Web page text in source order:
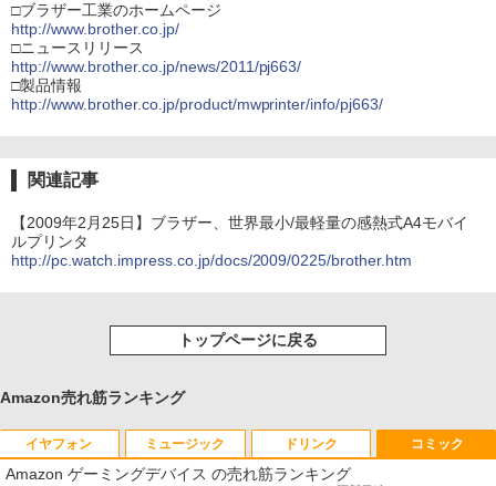
□ブラザー工業のホームページ
http://www.brother.co.jp/
□ニュースリリース
http://www.brother.co.jp/news/2011/pj663/
□製品情報
http://www.brother.co.jp/product/mwprinter/info/pj663/
関連記事
【2009年2月25日】ブラザー、世界最小/最軽量の感熱式A4モバイ
ルプリンタ
http://pc.watch.impress.co.jp/docs/2009/0225/brother.htm
トップページに戻る
Amazon売れ筋ランキング
イヤフォン ミュージック ドリンク コミック
Amazon ゲーミングデバイス の売れ筋ランキング